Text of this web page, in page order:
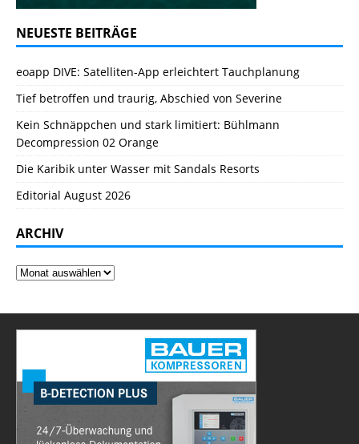
NEUESTE BEITRÄGE
eoapp DIVE: Satelliten-App erleichtert Tauchplanung
Tief betroffen und traurig, Abschied von Severine
Kein Schnäppchen und stark limitiert: Bühlmann
Decompression 02 Orange
Die Karibik unter Wasser mit Sandals Resorts
Editorial August 2026
ARCHIV